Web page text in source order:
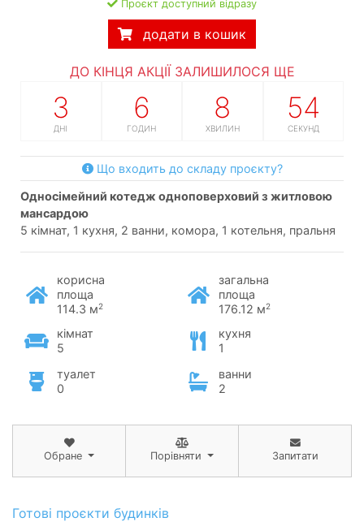
Проєкт доступний відразу
додати в кошик
ДО КІНЦЯ АКЦІЇ ЗАЛИШИЛОСЯ ЩЕ
3
ДНІ
6
ГОДИН
8
ХВИЛИН
53
СЕКУНД
Що входить до складу проєкту?
односімейний котедж одноповерховий з житловою
мансардою
5 кімнат, 1 кухня, 2 ванни, комора, 1 котельня, пральня
корисна
площа
114.3 м2
загальна
площа
176.12 м2
кімнат
5
кухня
1
туалет
0
ванни
2
Обране Порівняти Запитати
Готові проєкти будинків